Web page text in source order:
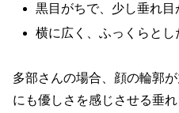
黒目がちで、少し垂れ
横に広く、ふっくらとし
多部さんの場合、 顔の輪郭
にも優しさを感じさせる垂